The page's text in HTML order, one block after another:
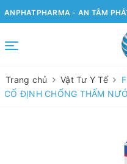
ANPHATPHARMA - AN TÂM
Trang chủ Vật Tư Y Tế
CỐ ĐỊNH CHỐNG THẤM